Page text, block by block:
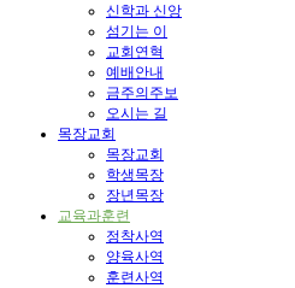
신학과 신앙
섬기는 이
교회연혁
예배안내
금주의주보
오시는 길
목장교회
목장교회
학생목장
장년목장
교육과훈련
정착사역
양육사역
훈련사역